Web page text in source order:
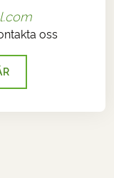
oss